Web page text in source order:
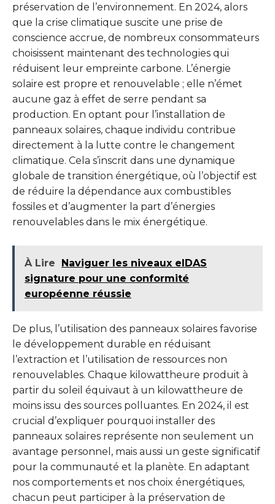
préservation de l’environnement. En 2024, alors
que la crise climatique suscite une prise de
conscience accrue, de nombreux consommateurs
choisissent maintenant des technologies qui
réduisent leur empreinte carbone. L’énergie
solaire est propre et renouvelable ; elle n’émet
aucune gaz à effet de serre pendant sa
production. En optant pour l’installation de
panneaux solaires, chaque individu contribue
directement à la lutte contre le changement
climatique. Cela s’inscrit dans une dynamique
globale de transition énergétique, où l’objectif est
de réduire la dépendance aux combustibles
fossiles et d’augmenter la part d’énergies
renouvelables dans le mix énergétique.
À Lire
Naviguer les niveaux eIDAS
signature pour une conformité
européenne réussie
De plus, l’utilisation des panneaux solaires favorise
le développement durable en réduisant
l’extraction et l’utilisation de ressources non
renouvelables. Chaque kilowattheure produit à
partir du soleil équivaut à un kilowattheure de
moins issu des sources polluantes. En 2024, il est
crucial d’expliquer pourquoi installer des
panneaux solaires représente non seulement un
avantage personnel, mais aussi un geste significatif
pour la communauté et la planète. En adaptant
nos comportements et nos choix énergétiques,
chacun peut participer à la préservation de